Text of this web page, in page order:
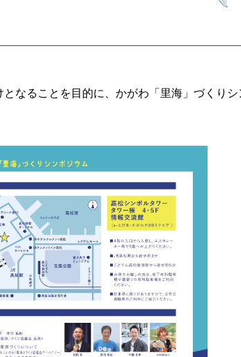
なることを目的に、かがわ「里海」づくりシ